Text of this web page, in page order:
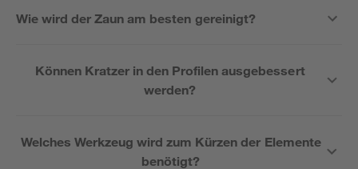
Wie wird der Zaun am besten gereinigt?
Können Kratzer in den Profilen ausgebessert
werden?
Welches Werkzeug wird zum Kürzen der Elemente
benötigt?